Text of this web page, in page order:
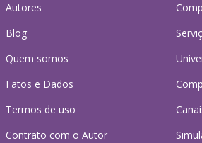
Autores
Blog
Quem somos
Fatos e Dados
Termos de uso
Contrato com o Autor